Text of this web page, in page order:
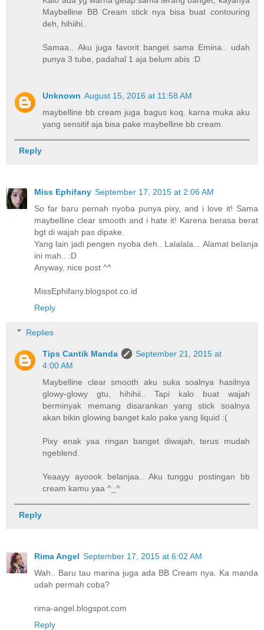
Maybelline BB Cream stick nya bisa buat contouring
deh, hihiihi..
Samaa.. Aku juga favorit banget sama Emina.. udah
punya 3 tube, padahal 1 aja belum abis :D
Unknown August 15, 2016 at 11:58 AM
maybelline bb cream juga bagus koq. karna muka aku
yang sensitif aja bisa pake maybelline bb cream.
Reply
Miss Ephifany September 17, 2015 at 2:06 AM
So far baru pernah nyoba punya pixy, and i love it! Sama
maybelline clear smooth and i hate it! Karena berasa berat
bgt di wajah pas dipake.
Yang lain jadi pengen nyoba deh.. Lalalala... Alamat belanja
ini mah.. :D
Anyway, nice post ^^
MissEphifany.blogspot.co.id
Reply
Replies
Tips Cantik Manda
September 21, 2015 at
4:00 AM
Maybelline clear smooth aku suka soalnya hasilnya
glowy-glowy gtu, hihihii.. Tapi kalo buat wajah
berminyak memang disarankan yang stick soalnya
akan bikin glowing banget kalo pake yang liquid :(
Pixy enak yaa ringan banget diwajah, terus mudah
ngeblend.
Yeaayy ayoook belanjaa.. Aku tunggu postingan bb
cream kamu yaa ^_^
Reply
Rima Angel September 17, 2015 at 6:02 AM
Wah.. Baru tau marina juga ada BB Cream nya. Ka manda
udah permah coba?
rima-angel.blogspot.com
Reply